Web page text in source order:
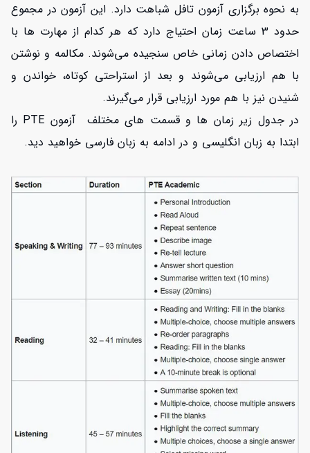
به نحوه برگزاری آزمون تافل شباهت دارد. این آزمون در مجموع
حدود 3 ساعت زمان احتیاج دارد که هر کدام از مهارت ها با
اختصاص دادن زمانی خاص سنجیده می‌شوند. مکالمه و نوشتن
با هم ارزیابی می‌شوند و بعد از استراحتی کوتاه، خواندن و
شنیدن نیز با هم مورد ارزیابی قرار می‌گیرند.
در جدول زیر زمان ها و قسمت های مختلف آزمون PTE را
ابتدا به زبان انگلیسی و در ادامه به زبان فارسی خواهید دید.